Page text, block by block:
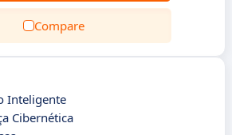
Compare
Inteligente
Cibernética